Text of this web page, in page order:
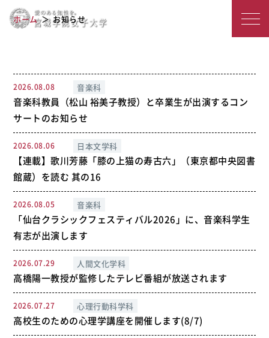
女
子
大
学科専攻一覧
ホーム お知らせ
2026.08.08 音楽科
音楽科教員（松山 裕美子教授）と卒業生が出演するコン
サートのお知らせ
2026.08.06 日本文学科
【連載】歌川芳藤「膝の上猫の寿古六」（東京都中央図書
館蔵）を読む 其の16
2026.08.05 音楽科
「仙台クラシックフェスティバル2026」に、音楽科学生
有志が出演します
2026.07.29 人間文化学科
高橋陽一教授が監修したテレビ番組が放送されます
2026.07.27 心理行動科学科
高校生のための心理学講座を開催します(8/7)